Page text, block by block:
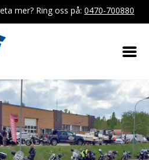
mer? Ring oss på: 0470-700880